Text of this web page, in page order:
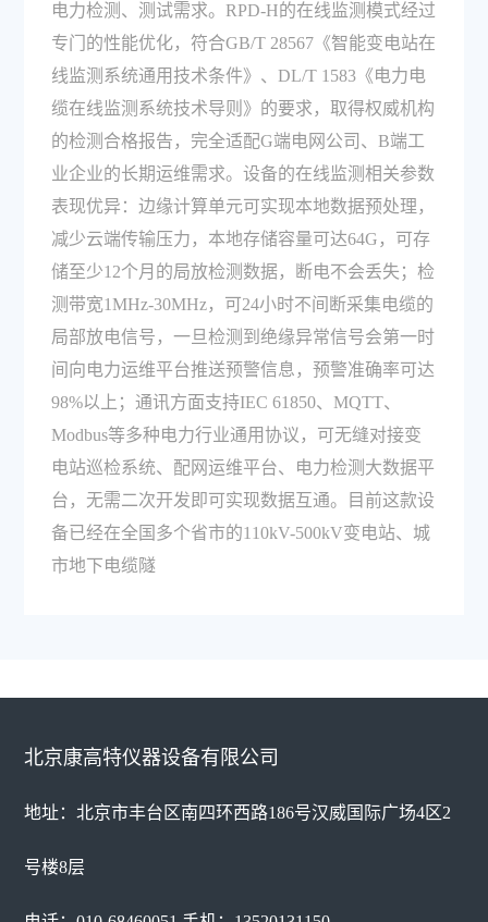
电力检测、测试需求。RPD-H的在线监测模式经过
专门的性能优化，符合GB/T 28567《智能变电站在
线监测系统通用技术条件》、DL/T 1583《电力电
缆在线监测系统技术导则》的要求，取得权威机构
的检测合格报告，完全适配G端电网公司、B端工
业企业的长期运维需求。设备的在线监测相关参数
表现优异：边缘计算单元可实现本地数据预处理，
减少云端传输压力，本地存储容量可达64G，可存
储至少12个月的局放检测数据，断电不会丢失；检
测带宽1MHz-30MHz，可24小时不间断采集电缆的
局部放电信号，一旦检测到绝缘异常信号会第一时
间向电力运维平台推送预警信息，预警准确率可达
98%以上；通讯方面支持IEC 61850、MQTT、
Modbus等多种电力行业通用协议，可无缝对接变
电站巡检系统、配网运维平台、电力检测大数据平
台，无需二次开发即可实现数据互通。目前这款设
备已经在全国多个省市的110kV-500kV变电站、城
市地下电缆隧
北京康高特仪器设备有限公司
地址：北京市丰台区南四环西路186号汉威国际广场4区2
号楼8层